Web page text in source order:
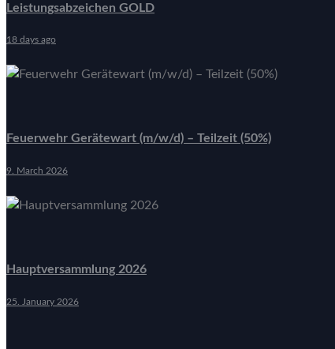
Leistungsabzeichen GOLD
18 days ago
Feuerwehr Gerätewart (m/w/d) – Teilzeit (50%)
9. March 2026
Hauptversammlung 2026
25. January 2026